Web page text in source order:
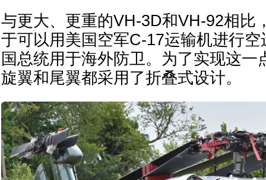
与更大、更重的VH-3D和VH-92相比
于可以用美国空军C-17运输机进行
国总统用于海外防卫。为了实现这一
旋翼和尾翼都采用了折叠式设计。